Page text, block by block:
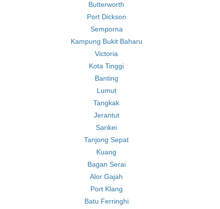
Butterworth
Port Dickson
Semporna
Kampung Bukit Baharu
Victoria
Kota Tinggi
Banting
Lumut
Tangkak
Jerantut
Sarikei
Tanjong Sepat
Kuang
Bagan Serai
Alor Gajah
Port Klang
Batu Ferringhi